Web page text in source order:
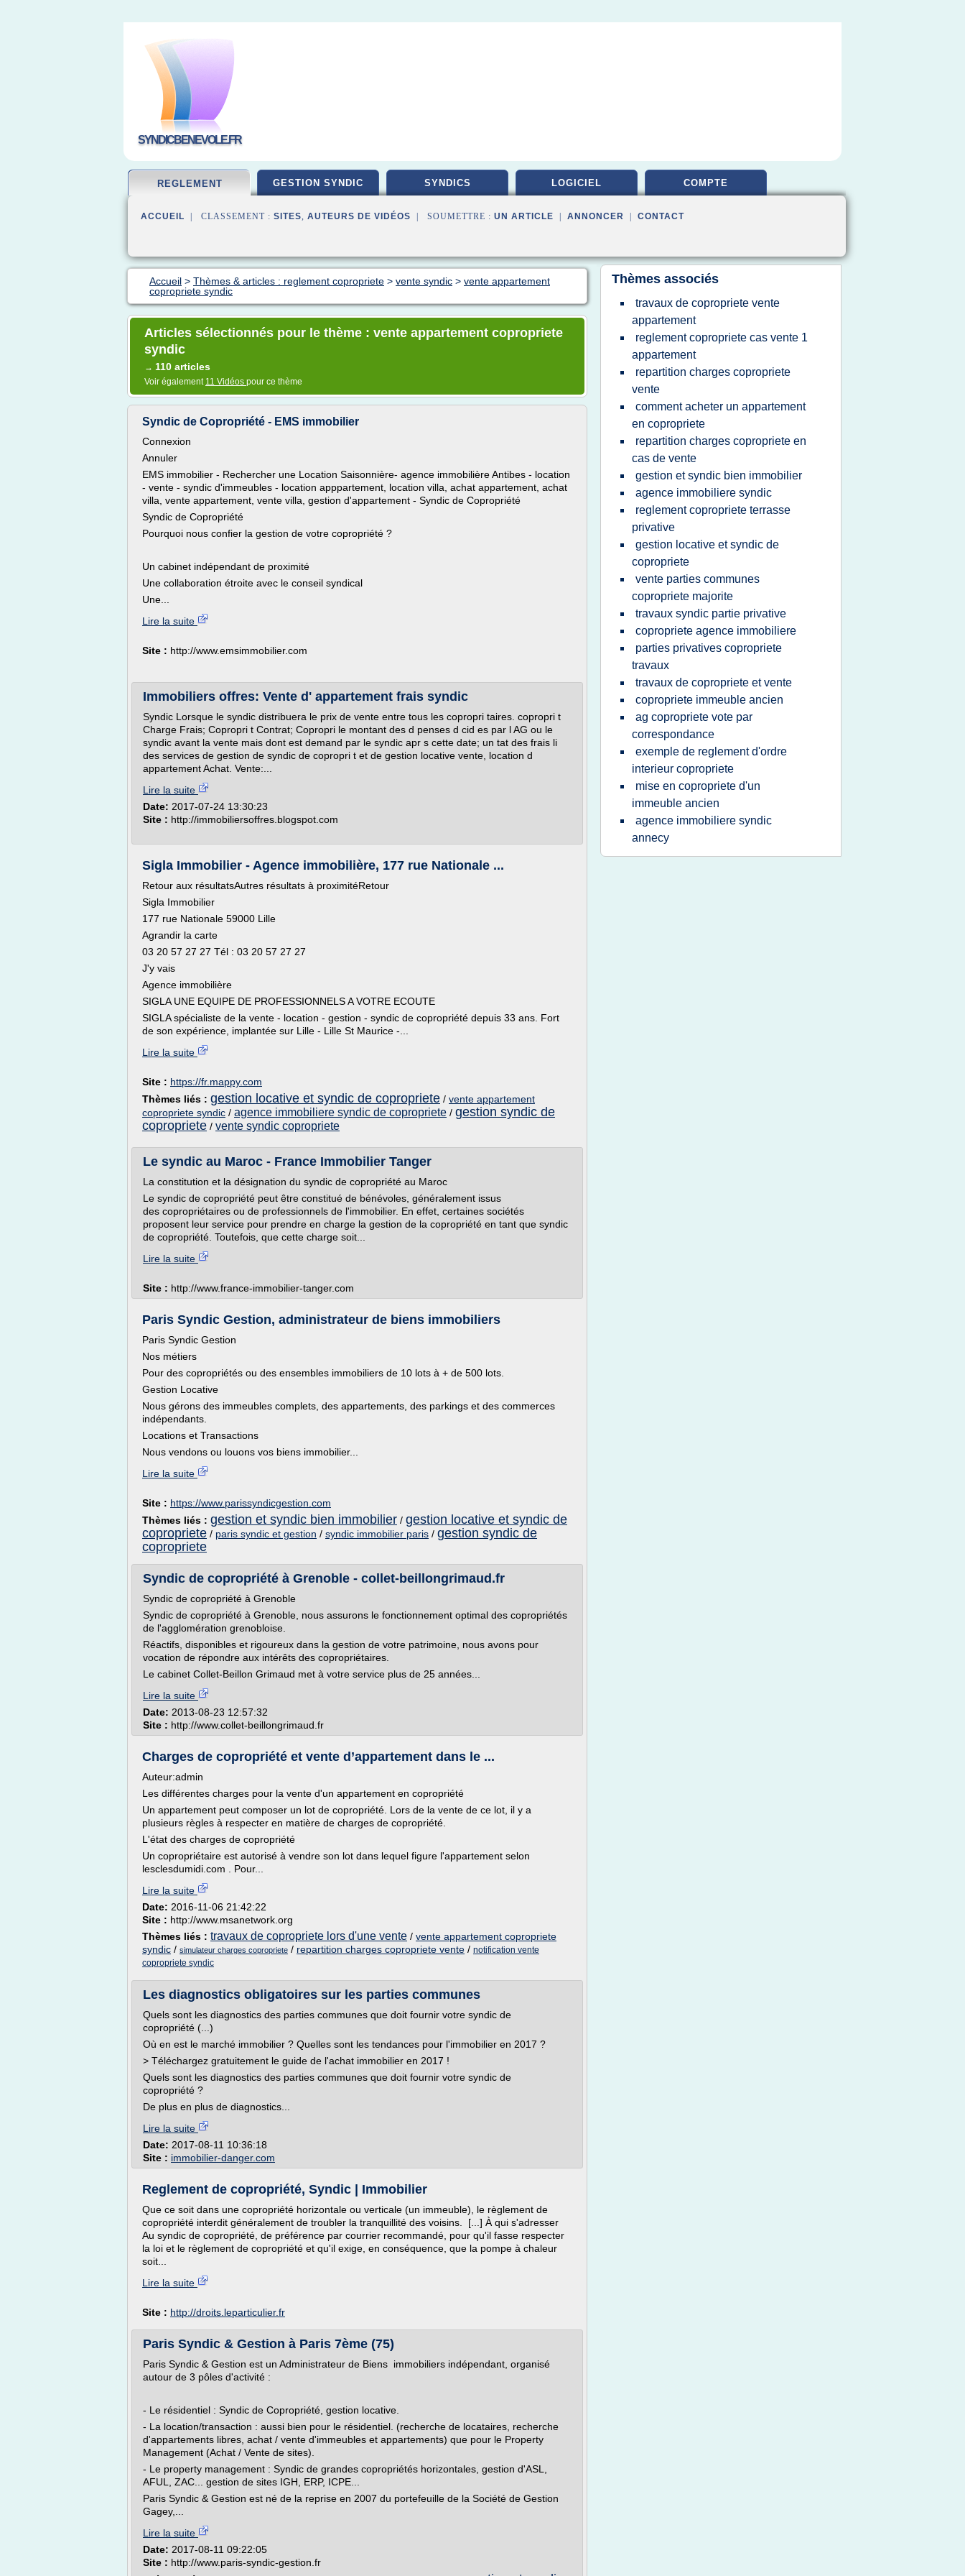
SYNDICBENEVOLE.FR
REGLEMENT GESTION SYNDIC SYNDICS LOGICIEL COMPTE
ACCUEIL | CLASSEMENT : SITES, AUTEURS DE VIDÉOS | SOUMETTRE : UN ARTICLE ANNONCER CONTACT
Accueil > Thèmes & articles : reglement copropriete > vente syndic > vente appartement
copropriete syndic
Articles sélectionnés pour le thème : vente appartement copropriete
syndic
→ 110 articles
Voir également 11 Vidéos pour ce thème
Syndic de Copropriété - EMS immobilier
Connexion
Annuler
EMS immobilier - Rechercher une Location Saisonnière- agence immobilière Antibes - location
- vente - syndic d'immeubles - location apppartement, location villa, achat appartement, achat
villa, vente appartement, vente villa, gestion d'appartement - Syndic de Copropriété
Syndic de Copropriété
Pourquoi nous confier la gestion de votre copropriété ?
Un cabinet indépendant de proximité
Une collaboration étroite avec le conseil syndical
Une...
Lire la suite
Site : http://www.emsimmobilier.com
Immobiliers offres: Vente d' appartement frais syndic
Syndic Lorsque le syndic distribuera le prix de vente entre tous les copropri taires. copropri t
Charge Frais; Copropri t Contrat; Copropri le montant des d penses d cid es par l AG ou le
syndic avant la vente mais dont est demand par le syndic apr s cette date; un tat des frais li
des services de gestion de syndic de copropri t et de gestion locative vente, location d
appartement Achat. Vente:...
Lire la suite
Date: 2017-07-24 13:30:23
Site : http://immobiliersoffres.blogspot.com
Sigla Immobilier - Agence immobilière, 177 rue Nationale ...
Retour aux résultatsAutres résultats à proximitéRetour
Sigla Immobilier
177 rue Nationale 59000 Lille
Agrandir la carte
03 20 57 27 27 Tél : 03 20 57 27 27
J'y vais
Agence immobilière
SIGLA UNE EQUIPE DE PROFESSIONNELS A VOTRE ECOUTE
SIGLA spécialiste de la vente - location - gestion - syndic de copropriété depuis 33 ans. Fort
de son expérience, implantée sur Lille - Lille St Maurice -...
Lire la suite
Site : https://fr.mappy.com
Thèmes liés : gestion locative et syndic de copropriete / vente appartement
copropriete syndic / agence immobiliere syndic de copropriete / gestion syndic de
copropriete / vente syndic copropriete
Le syndic au Maroc - France Immobilier Tanger
La constitution et la désignation du syndic de copropriété au Maroc
Le syndic de copropriété peut être constitué de bénévoles, généralement issus
des copropriétaires ou de professionnels de l'immobilier. En effet, certaines sociétés
proposent leur service pour prendre en charge la gestion de la copropriété en tant que syndic
de copropriété. Toutefois, que cette charge soit...
Lire la suite
Site : http://www.france-immobilier-tanger.com
Paris Syndic Gestion, administrateur de biens immobiliers
Paris Syndic Gestion
Nos métiers
Pour des copropriétés ou des ensembles immobiliers de 10 lots à + de 500 lots.
Gestion Locative
Nous gérons des immeubles complets, des appartements, des parkings et des commerces
indépendants.
Locations et Transactions
Nous vendons ou louons vos biens immobilier...
Lire la suite
Site : https://www.parissyndicgestion.com
Thèmes liés : gestion et syndic bien immobilier / gestion locative et syndic de
copropriete / paris syndic et gestion / syndic immobilier paris / gestion syndic de
copropriete
Syndic de copropriété à Grenoble - collet-beillongrimaud.fr
Syndic de copropriété à Grenoble
Syndic de copropriété à Grenoble, nous assurons le fonctionnement optimal des copropriétés
de l'agglomération grenobloise.
Réactifs, disponibles et rigoureux dans la gestion de votre patrimoine, nous avons pour
vocation de répondre aux intérêts des copropriétaires.
Le cabinet Collet-Beillon Grimaud met à votre service plus de 25 années...
Lire la suite
Date: 2013-08-23 12:57:32
Site : http://www.collet-beillongrimaud.fr
Charges de copropriété et vente d’appartement dans le ...
Auteur:admin
Les différentes charges pour la vente d'un appartement en copropriété
Un appartement peut composer un lot de copropriété. Lors de la vente de ce lot, il y a
plusieurs règles à respecter en matière de charges de copropriété.
L'état des charges de copropriété
Un copropriétaire est autorisé à vendre son lot dans lequel figure l'appartement selon
lesclesdumidi.com . Pour...
Lire la suite
Date: 2016-11-06 21:42:22
Site : http://www.msanetwork.org
Thèmes liés : travaux de copropriete lors d'une vente / vente appartement copropriete
syndic / simulateur charges copropriete / repartition charges copropriete vente / notification vente
copropriete syndic
Les diagnostics obligatoires sur les parties communes
Quels sont les diagnostics des parties communes que doit fournir votre syndic de
copropriété (...)
Où en est le marché immobilier ? Quelles sont les tendances pour l'immobilier en 2017 ?
> Téléchargez gratuitement le guide de l'achat immobilier en 2017 !
Quels sont les diagnostics des parties communes que doit fournir votre syndic de
copropriété ?
De plus en plus de diagnostics...
Lire la suite
Date: 2017-08-11 10:36:18
Site : immobilier-danger.com
Reglement de copropriété, Syndic | Immobilier
Que ce soit dans une copropriété horizontale ou verticale (un immeuble), le règlement de
copropriété interdit généralement de troubler la tranquillité des voisins. [...] À qui s'adresser
Au syndic de copropriété, de préférence par courrier recommandé, pour qu'il fasse respecter
la loi et le règlement de copropriété et qu'il exige, en conséquence, que la pompe à chaleur
soit...
Lire la suite
Site : http://droits.leparticulier.fr
Paris Syndic & Gestion à Paris 7ème (75)
Paris Syndic & Gestion est un Administrateur de Biens immobiliers indépendant, organisé
autour de 3 pôles d'activité :
- Le résidentiel : Syndic de Copropriété, gestion locative.
- La location/transaction : aussi bien pour le résidentiel. (recherche de locataires, recherche
d'appartements libres, achat / vente d'immeubles et appartements) que pour le Property
Management (Achat / Vente de sites).
- Le property management : Syndic de grandes copropriétés horizontales, gestion d'ASL,
AFUL, ZAC... gestion de sites IGH, ERP, ICPE...
Paris Syndic & Gestion est né de la reprise en 2007 du portefeuille de la Société de Gestion
Gagey,...
Lire la suite
Date: 2017-08-11 09:22:05
Site : http://www.paris-syndic-gestion.fr
Thèmes associés
travaux de copropriete vente
appartement
reglement copropriete cas vente 1
appartement
repartition charges copropriete
vente
comment acheter un appartement
en copropriete
repartition charges copropriete en
cas de vente
gestion et syndic bien immobilier
agence immobiliere syndic
reglement copropriete terrasse
privative
gestion locative et syndic de
copropriete
vente parties communes
copropriete majorite
travaux syndic partie privative
copropriete agence immobiliere
parties privatives copropriete
travaux
travaux de copropriete et vente
copropriete immeuble ancien
ag copropriete vote par
correspondance
exemple de reglement d'ordre
interieur copropriete
mise en copropriete d'un
immeuble ancien
agence immobiliere syndic
annecy